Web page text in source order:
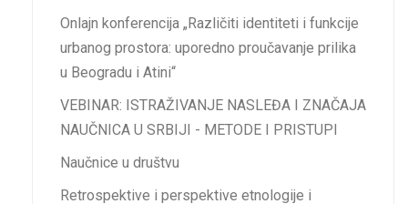
Onlajn konferencija „Različiti identiteti i funkcije
urbanog prostora: uporedno proučavanje prilika
u Beogradu i Atini“
VEBINAR: ISTRAŽIVANJE NASLEĐA I ZNAČAJA
NAUČNICA U SRBIJI - METODE I PRISTUPI
Naučnice u društvu
Retrospektive i perspektive etnologije i